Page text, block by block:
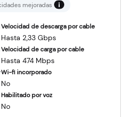
mejoradas
Velocidad de descarga por cable
Hasta 2,33 Gbps
Velocidad de carga por cable
Hasta 474 Mbps
Wi-fi incorporado
No
Habilitado por voz
No